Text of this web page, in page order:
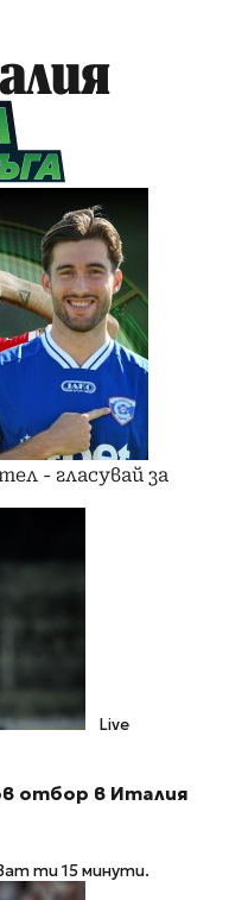
- гласувай за
Live
отбор в Италия
ти 15 минути.